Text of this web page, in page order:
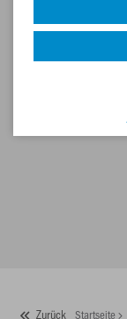
Zurück Startseite